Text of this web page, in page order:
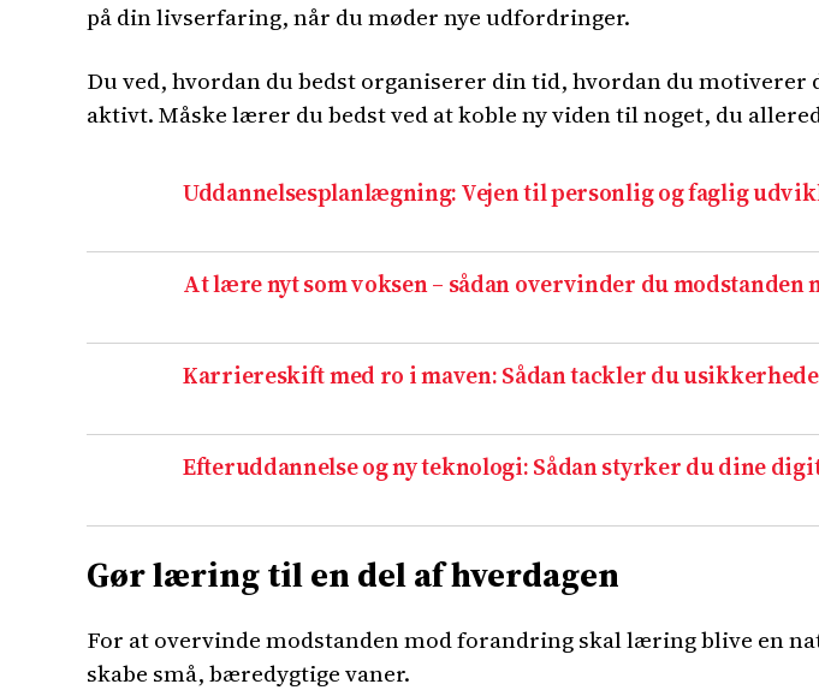
på din livserfaring, når du møder nye udfordringer.
Du ved, hvordan du bedst organiserer din tid, hvordan du
aktivt. Måske lærer du bedst ved at koble ny viden til noget, du
Uddannelsesplanlægning: Vejen til personlig og faglig
At lære nyt som voksen – sådan overvinder du
Karriereskift med ro i maven: Sådan tackler du
Efteruddannelse og ny teknologi: Sådan styrker du dine
Gør læring til en del af hverdagen
For at overvinde modstanden mod forandring skal læring blive en
skabe små, bæredygtige vaner.